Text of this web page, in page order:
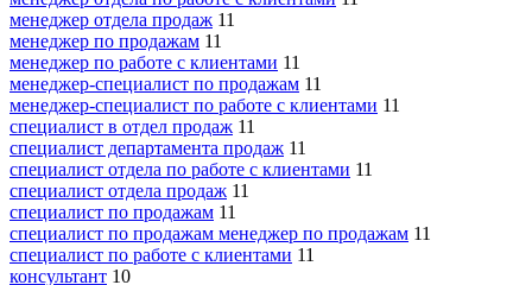
менеджер отдела продаж 11
менеджер по продажам 11
менеджер по работе с клиентами 11
менеджер-специалист по продажам 11
менеджер-специалист по работе с клиентами 11
специалист в отдел продаж 11
специалист департамента продаж 11
специалист отдела по работе с клиентами 11
специалист отдела продаж 11
специалист по продажам 11
специалист по продажам менеджер по продажам 11
специалист по работе с клиентами 11
консультант 10